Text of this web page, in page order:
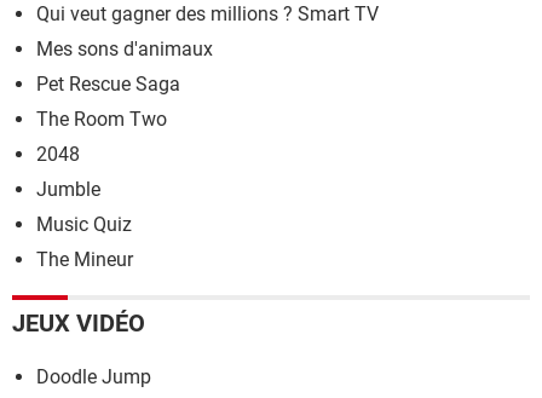
Qui veut gagner des millions ? Smart TV
Mes sons d'animaux
Pet Rescue Saga
The Room Two
2048
Jumble
Music Quiz
The Mineur
JEUX VIDÉO
Doodle Jump